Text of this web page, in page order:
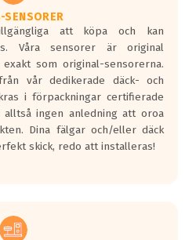
SENSORER
att köpa och kan
Våra sensorer är original
som original-sensorerna.
vår dedikerade däck- och
i förpackningar certifierade
ingen anledning att oroa
Dina fälgar och/eller däck
skick, redo att installeras!